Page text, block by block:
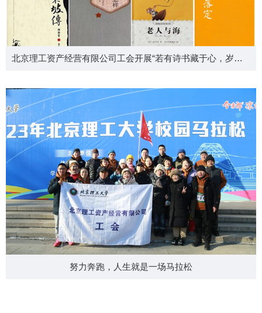
北京理工资产经营有限公司工会开展“若有诗书藏于心，岁月从不败美人”好书推荐活动
努力奔跑，人生就是一场马拉松